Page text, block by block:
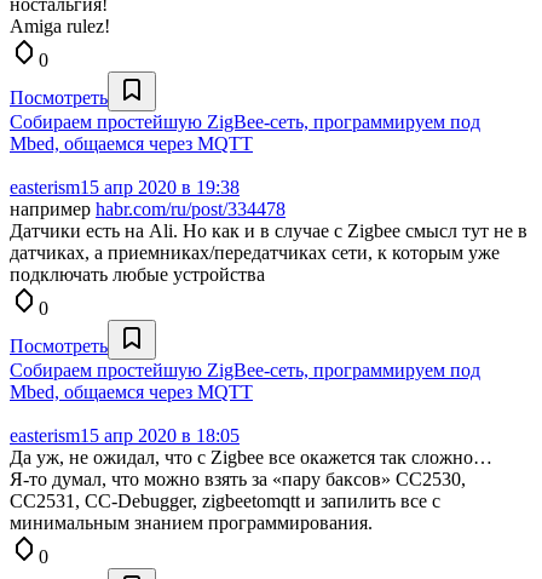
ностальгия!
Amiga rulez!
0
Посмотреть
Собираем простейшую ZigBee-сеть, программируем под
Mbed, общаемся через MQTT
easterism15 апр 2020 в 19:38
например habr.com/ru/post/334478
Датчики есть на Ali. Но как и в случае с Zigbee смысл тут не в
датчиках, а приемниках/передатчиках сети, к которым уже
подключать любые устройства
0
Посмотреть
Собираем простейшую ZigBee-сеть, программируем под
Mbed, общаемся через MQTT
easterism15 апр 2020 в 18:05
Да уж, не ожидал, что с Zigbee все окажется так сложно…
Я-то думал, что можно взять за «пару баксов» CC2530,
CC2531, CC-Debugger, zigbeetomqtt и запилить все с
минимальным знанием программирования.
0